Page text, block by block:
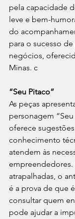
pela capacidade
leve e bem-
do
para o sucesso
negócios,
Minas. c
“Seu Pitaco”
As peças
personagem
oferece
conhecimento
atendem às
empreendedores.
atrapalhadas, o
é a prova de que
consultar quem
pode ajudar a